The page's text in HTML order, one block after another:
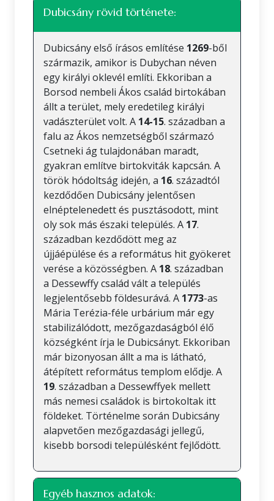
Dubicsány rövid története:
Dubicsány első írásos említése 1269-ből
származik, amikor is Dubychan néven
egy királyi oklevél említi. Ekkoriban a
Borsod nembeli Ákos család birtokában
állt a terület, mely eredetileg királyi
vadászterület volt. A 14-15. században a
falu az Ákos nemzetségből származó
Csetneki ág tulajdonában maradt,
gyakran említve birtokviták kapcsán. A
török hódoltság idején, a 16. századtól
kezdődően Dubicsány jelentősen
elnéptelenedett és pusztásodott, mint
oly sok más északi település. A 17.
században kezdődött meg az
újjáépülése és a református hit gyökeret
verése a közösségben. A 18. században
a Dessewffy család vált a település
legjelentősebb földesurává. A 1773-as
Mária Terézia-féle urbárium már egy
stabilizálódott, mezőgazdaságból élő
községként írja le Dubicsányt. Ekkoriban
már bizonyosan állt a ma is látható,
átépített református templom elődje. A
19. században a Dessewffyek mellett
más nemesi családok is birtokoltak itt
földeket. Történelme során Dubicsány
alapvetően mezőgazdasági jellegű,
kisebb borsodi településként fejlődött.
Egyéb hasznos adatok: